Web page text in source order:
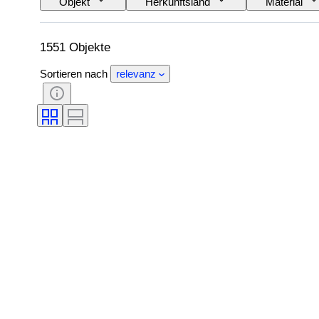
Technik
Unterschrift Auflage
1551 Objekte
Sortieren nach relevanz